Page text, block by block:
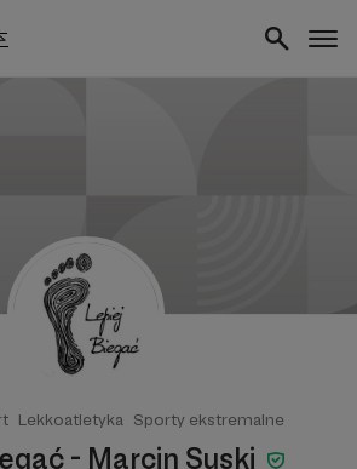
Lekkoatletyka Sporty ekstremalne
- Marcin Suski